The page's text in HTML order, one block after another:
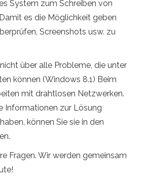
System zum Schreiben von
es die Möglichkeit geben
Screenshots usw. zu
über alle Probleme, die unter
können (Windows 8.1) Beim
mit drahtlosen Netzwerken.
Informationen zur Lösung
können Sie sie in den
Fragen. Wir werden gemeinsam